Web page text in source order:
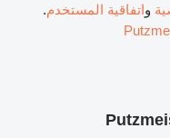
واتفاقية المستخدم.